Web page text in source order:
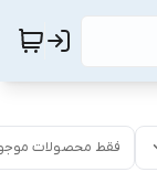
فقط محصولات